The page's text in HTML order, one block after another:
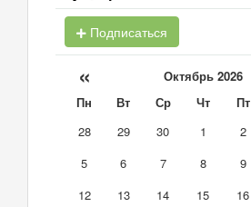
Подписаться
« Октябрь 2026
Пн Вт Ср Чт Пт
28
29 30 1 2
5
6 7 8 9
12
13 14 15 16